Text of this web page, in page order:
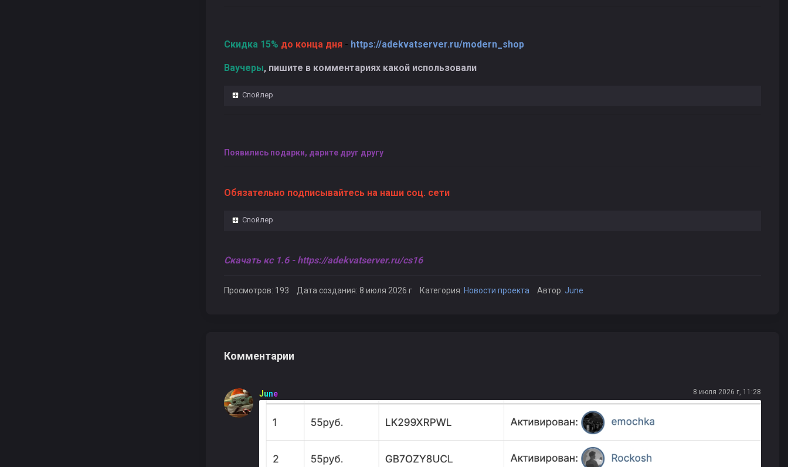
Скидка 15% до конца дня - https://adekvatserver.ru/modern_shop
Ваучеры, пишите в комментариях какой использовали
Спойлер
Появились подарки, дарите друг другу
Обязательно подписывайтесь на наши соц. сети
Спойлер
Скачать кс 1.6 - https://adekvatserver.ru/cs16
Просмотров: 193 Дата создания: 8 июля 2026 г Категория: Новости проекта Автор: June
Комментарии
June 8 июля 2026 г, 11:28